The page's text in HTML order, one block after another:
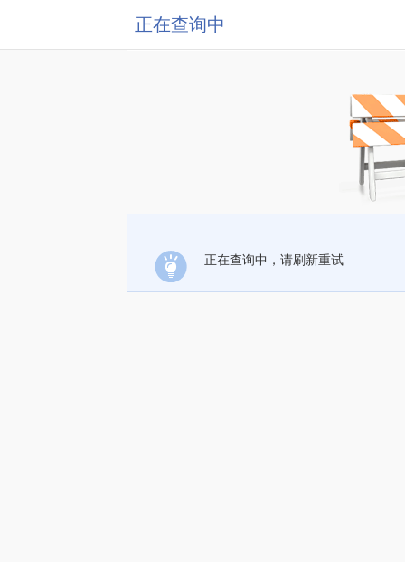
正在查询中
正在查询中，请刷新重试